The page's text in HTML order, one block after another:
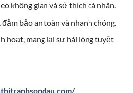
không gian và sở thích cá nhân.
bảo an toàn và nhanh chóng.
hoạt, mang lại sự hài lòng tuyệt